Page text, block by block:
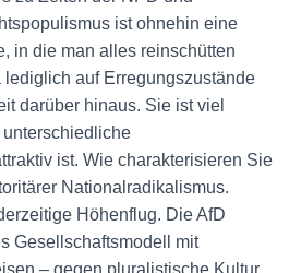
ist ohnehin eine
in die man alles reinschütten
lediglich auf Erregungszustände
darüber hinaus. Sie ist viel
ist. Wie charakterisieren Sie
Nationalradikalismus.
Höhenflug. Die AfD
Gesellschaftsmodell mit
– gegen pluralistische Kultur